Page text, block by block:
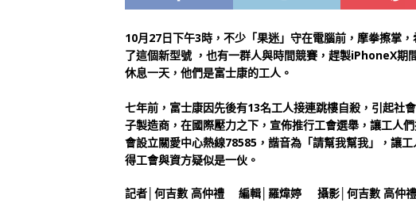
10月27日下午3時，不少「果迷」守在電腦前，摩拳擦掌
了這個新型號 ，也有一群人與時間競賽，趕製iPhoneX期
休息一天，他們是富士康的工人。
七年前，富士康因先後有13名工人接連跳樓自殺，引起社
子製造商，在國際壓力之下，宣佈推行工會選舉，讓工人
會設立關愛中心熱線78585，諧音為「請幫我幫我」，讓
得工會與資方疑似是一伙。
記者│何吉數 高仲禮 編輯│羅煒婷 攝影│何吉數 高仲